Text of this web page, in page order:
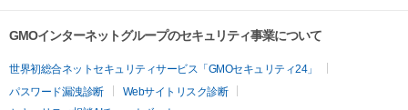
GMOインターネットグループのセキュリティ事業について
世界初総合ネットセキュリティサービス「GMOセキュリティ24」
パスワード漏洩診断
Webサイトリスク診断